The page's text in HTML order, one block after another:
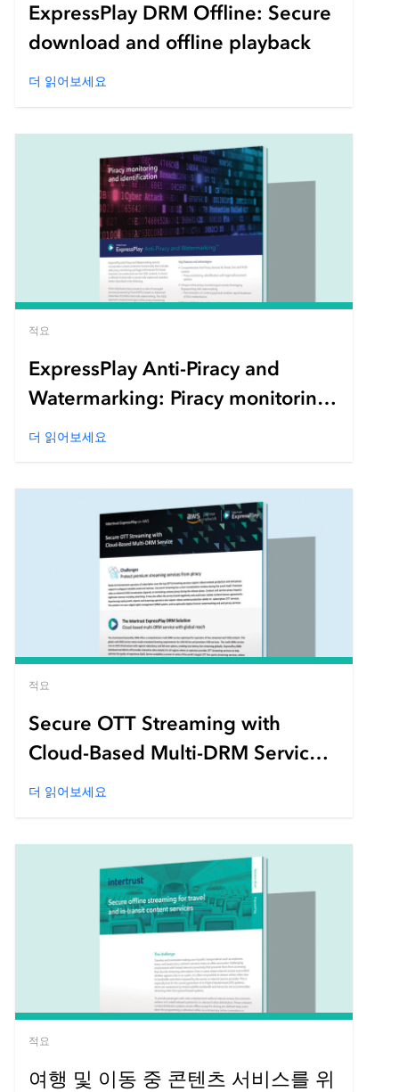
ExpressPlay DRM Offline: Secure
download and offline playback
더 읽어보세요
적요
ExpressPlay Anti-Piracy and
Watermarking: Piracy monitoring
and identification
더 읽어보세요
적요
Secure OTT Streaming with
Cloud-Based Multi-DRM Service
[AWS Media Services]
더 읽어보세요
적요
여행 및 이동 중 콘텐츠 서비스를 위